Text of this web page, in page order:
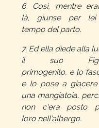
6. Così, mentre
là, giunse per
tempo del parto.
7. Ed ella diede alla
il suo
primogenito, e lo
e lo pose a giacere
una mangiatoia,
non c'era posto
loro nell'albergo.